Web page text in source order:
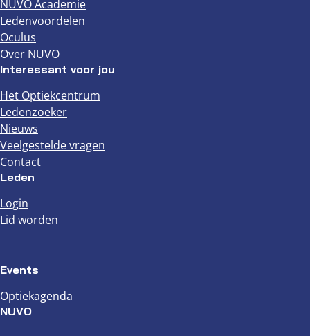
NUVO Academie
Ledenvoordelen
Oculus
Over NUVO
Interessant voor jou
Het Optiekcentrum
Ledenzoeker
Nieuws
Veelgestelde vragen
Contact
Leden
Login
Lid worden
Events
Optiekagenda
NUVO